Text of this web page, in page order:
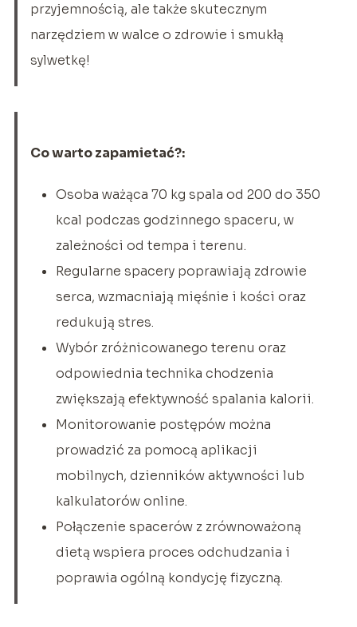
przyjemnością, ale także skutecznym
narzędziem w walce o zdrowie i smukłą
sylwetkę!
Co warto zapamietać?:
Osoba ważąca 70 kg spala od 200 do 350
kcal podczas godzinnego spaceru, w
zależności od tempa i terenu.
Regularne spacery poprawiają zdrowie
serca, wzmacniają mięśnie i kości oraz
redukują stres.
Wybór zróżnicowanego terenu oraz
odpowiednia technika chodzenia
zwiększają efektywność spalania kalorii.
Monitorowanie postępów można
prowadzić za pomocą aplikacji
mobilnych, dzienników aktywności lub
kalkulatorów online.
Połączenie spacerów z zrównoważoną
dietą wspiera proces odchudzania i
poprawia ogólną kondycję fizyczną.